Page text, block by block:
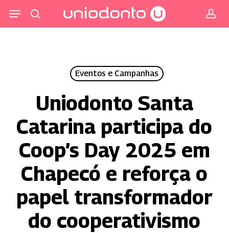
para
Menu
Eventos e Campanhas
Uniodonto Santa
Catarina participa do
Coop’s Day 2025 em
Chapecó e reforça o
papel transformador
do cooperativismo